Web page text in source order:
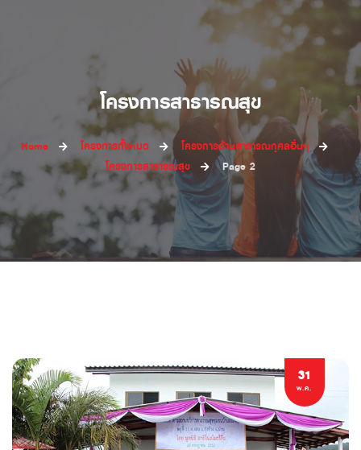
โครงการสาธารณสุข
Home โครงการทั้งหมด
โครงการด้านสาธารณกุศลอื่นๆ
โครงการสาธารณสุข
Page 2
31
พ.ค.